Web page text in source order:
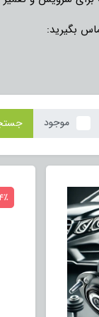
بگیرید:
موجود